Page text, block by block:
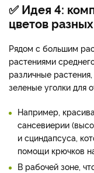
✅ Идея 4:
цветов
Рядом с большим
растениями
различные
зеленые уголки для
Например,
сансевиерии
и сциндапсуса,
помощи крючков
В рабочей зоне,